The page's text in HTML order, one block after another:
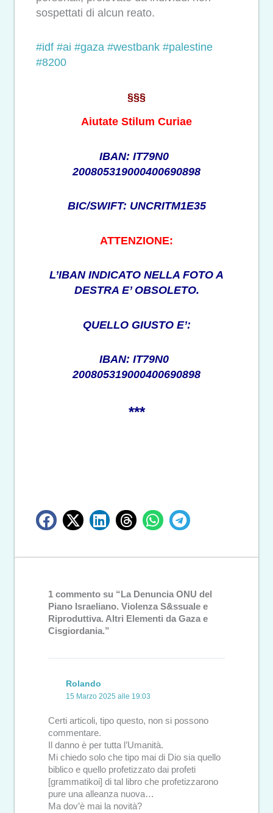
sospettati di alcun reato.
#idf #ai #gaza #westbank #palestine
#8200
§§§
Aiutate Stilum Curiae
IBAN: IT79N0
200805319000400690898
BIC/SWIFT: UNCRITM1E35
ATTENZIONE:
L’IBAN INDICATO NELLA FOTO A
DESTRA E’ OBSOLETO.
QUELLO GIUSTO E’:
IBAN: IT79N0
200805319000400690898
***
1 commento su “La Denuncia ONU del
Piano Israeliano. Violenza S&ssuale e
Riproduttiva. Altri Elementi da Gaza e
Cisgiordania.”
Rolando
15 Marzo 2025 alle 19:03
Certi articoli, tipo questo, non si possono
commentare.
Il danno è per tutta l’Umanità.
Mi chiedo solo che tipo mai di Dio sia quello
biblico e quello profetizzato dai profeti
[grammatikoi] di tal libro che profetizzarono
pure una alleanza nuova…
Ma dov’è mai la novità?